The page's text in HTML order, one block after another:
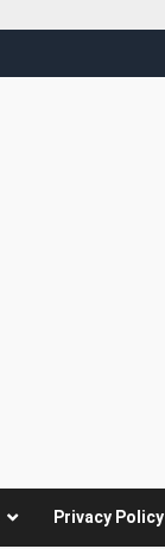
Privacy Policy